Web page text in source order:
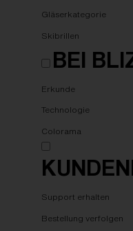
Gläserkategorie
Skibrillen
BEI
Erkunde
Technologie
Colorama
Support erhalten
Bestellung verfolgen